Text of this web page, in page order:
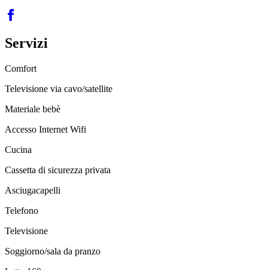
Servizi
Comfort
Televisione via cavo/satellite
Materiale bebè
Accesso Internet Wifi
Cucina
Cassetta di sicurezza privata
Asciugacapelli
Telefono
Televisione
Soggiorno/sala da pranzo